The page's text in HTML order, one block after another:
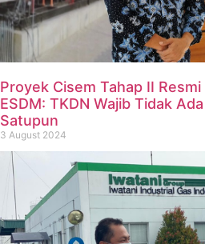
Proyek Cisem Tahap II
ESDM: TKDN Wajib Tidak
Satupun
3 August 2024